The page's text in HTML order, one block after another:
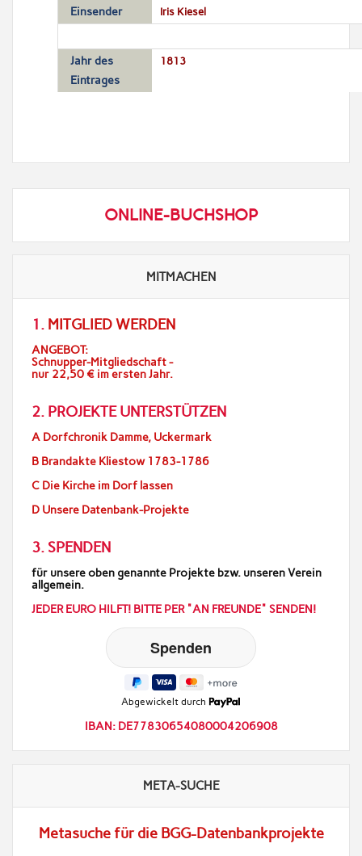
Einsender Iris Kiesel
Jahr des
Eintrages
1813
ONLINE-BUCHSHOP
MITMACHEN
1. MITGLIED WERDEN
ANGEBOT:
Schnupper-Mitgliedschaft -
nur 22,50 € im ersten Jahr.
2. PROJEKTE UNTERSTÜTZEN
A Dorfchronik Damme, Uckermark
B Brandakte Kliestow 1783-1786
C Die Kirche im Dorf lassen
D Unsere Datenbank-Projekte
3. SPENDEN
für unsere oben genannte Projekte bzw. unseren Verein
allgemein.
JEDER EURO HILFT! BITTE PER "AN FREUNDE" SENDEN!
Abgewickelt durch
IBAN: DE77830654080004206908
META-SUCHE
Metasuche für die BGG-Datenbankprojekte